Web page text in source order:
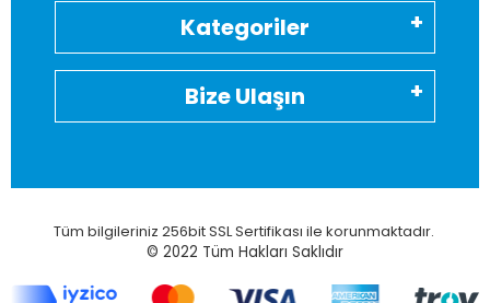
Kategoriler
Bize Ulaşın
Tüm bilgileriniz 256bit SSL Sertifikası ile korunmaktadır.
© 2022 Tüm Hakları Saklıdır